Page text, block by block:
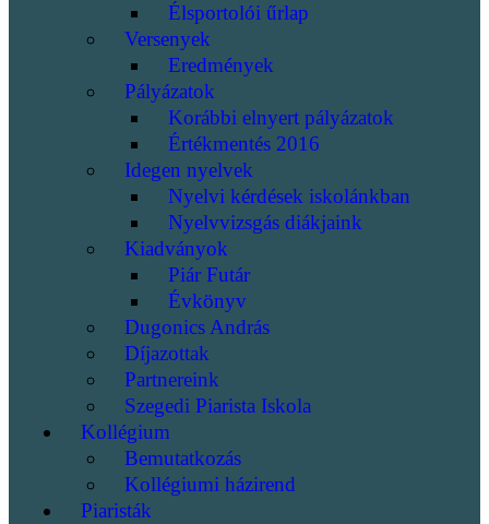
Élsportolói űrlap
Versenyek
Eredmények
Pályázatok
Korábbi elnyert pályázatok
Értékmentés 2016
Idegen nyelvek
Nyelvi kérdések iskolánkban
Nyelvvizsgás diákjaink
Kiadványok
Piár Futár
Évkönyv
Dugonics András
Díjazottak
Partnereink
Szegedi Piarista Iskola
Kollégium
Bemutatkozás
Kollégiumi házirend
Piaristák